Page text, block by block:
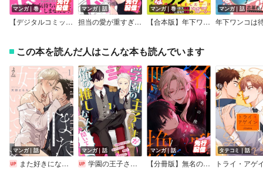
マンガ｜巻
【デジタルコミック版】担当の愛が重すぎる！
マンガ｜話
担当の愛が重すぎる！
マンガ｜巻
【合本版】年下ワンコは待てができない
マンガ｜話
この本を読んだ人はこんな本も読んでいます
マンガ｜話
また好きになってもいいですか
マンガ｜話
学園の王子さまが俺の推しなんて聞いてない 【単話】
マンガ｜話
【分冊版】無名の挽歌
タテコミ｜話